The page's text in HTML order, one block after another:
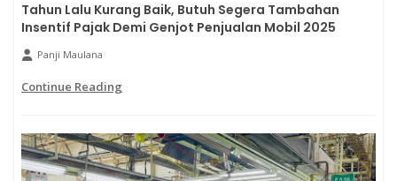
Tahun Lalu Kurang Baik, Butuh Segera Tambahan
Insentif Pajak Demi Genjot Penjualan Mobil 2025
Panji Maulana
Continue Reading